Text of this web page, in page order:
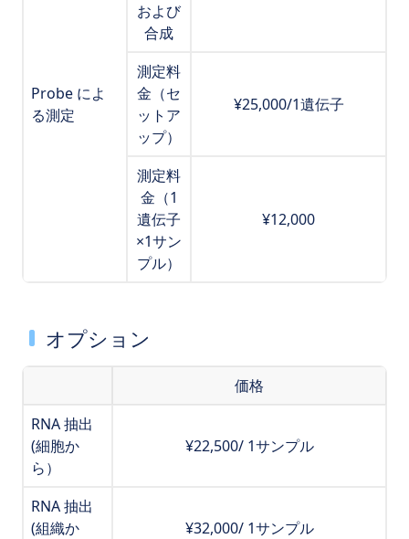
Probe によ
る測定
および
合成
測定料
金（セ
ットア
ップ）
¥25,000/1遺伝子
測定料
金（1
遺伝子
×1サン
プル）
¥12,000
オプション
価格
RNA 抽出
(細胞か
ら）
¥22,500/ 1サンプル
RNA 抽出
(組織か
¥32,000/ 1サンプル